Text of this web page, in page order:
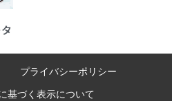
プライバシーポリシー
基づく表示について